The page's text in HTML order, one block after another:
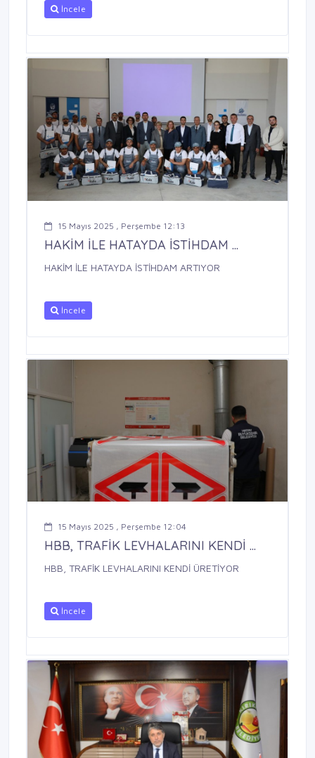
İncele
15 Mayıs 2025 , Perşembe 12:13
HAKİM İLE HATAYDA İSTİHDAM ...
HAKİM İLE HATAYDA İSTİHDAM ARTIYOR
İncele
15 Mayıs 2025 , Perşembe 12:04
HBB, TRAFİK LEVHALARINI KENDİ ...
HBB, TRAFİK LEVHALARINI KENDİ ÜRETİYOR
İncele